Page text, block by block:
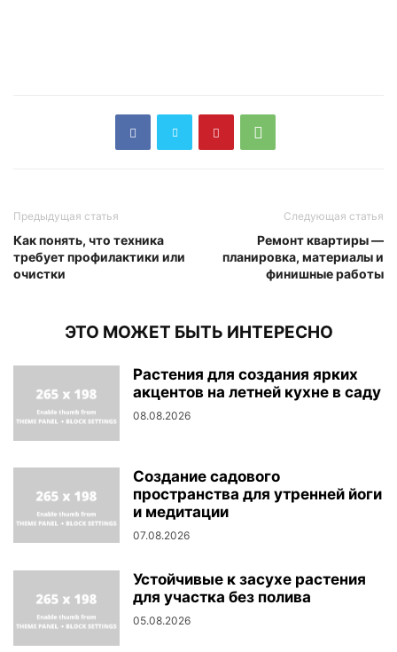
Предыдущая статья
Как понять, что техника
требует профилактики или
очистки
Следующая статья
Ремонт квартиры —
планировка, материалы и
финишные работы
ЭТО МОЖЕТ БЫТЬ ИНТЕРЕСНО
Растения для создания ярких
акцентов на летней кухне в саду
08.08.2026
Создание садового
пространства для утренней йоги
и медитации
07.08.2026
Устойчивые к засухе растения
для участка без полива
05.08.2026